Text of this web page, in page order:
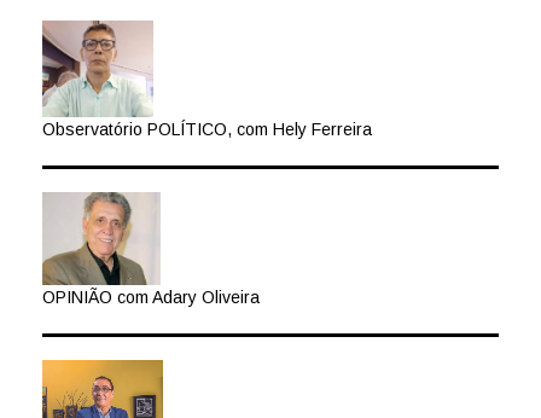
Observatório POLÍTICO, com Hely Ferreira
OPINIÃO com Adary Oliveira